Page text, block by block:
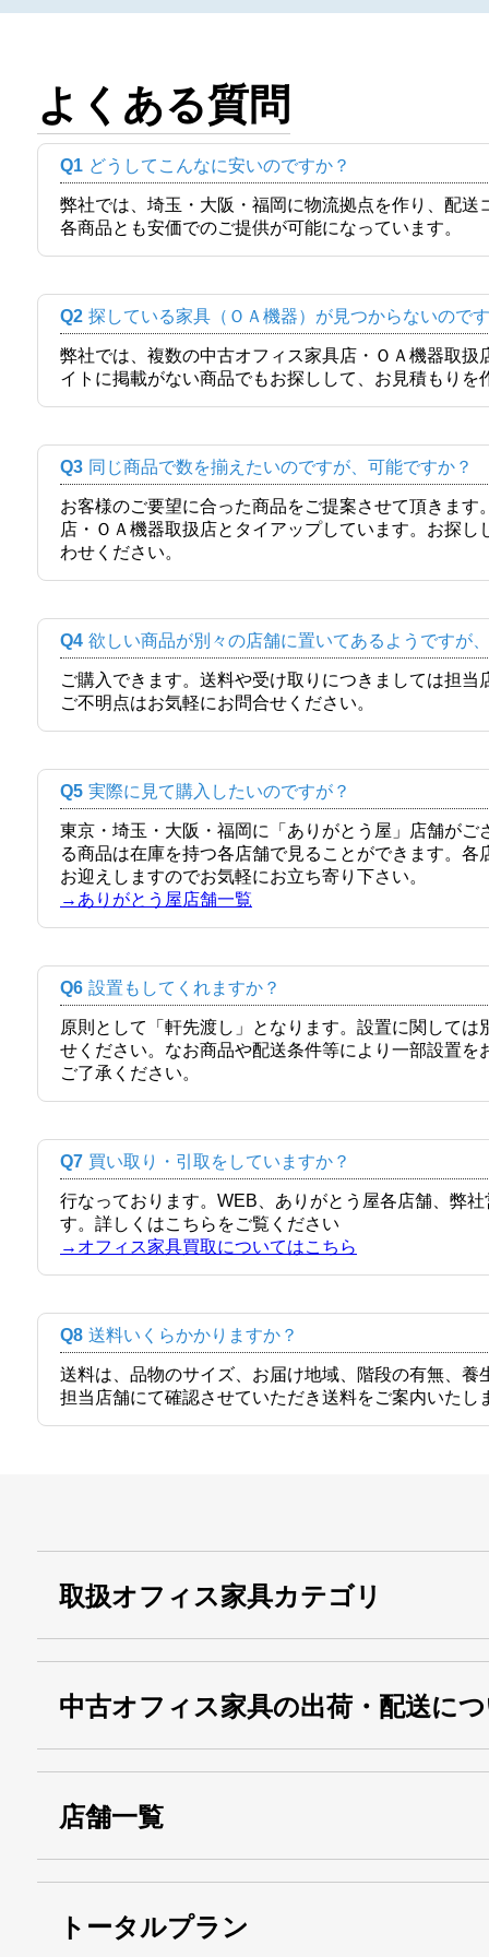
よくある質問
Q1 どうしてこんなに安いのですか？
弊社では、埼玉・大阪・福岡に物流拠点を作り、配
各商品とも安価でのご提供が可能になっています。
Q2 探している家具（ＯＡ機器）が見つからないので
弊社では、複数の中古オフィス家具店・ＯＡ機器取
イトに掲載がない商品でもお探しして、お見積もりを
Q3 同じ商品で数を揃えたいのですが、可能ですか？
お客様のご要望に合った商品をご提案させて頂きま
店・ＯＡ機器取扱店とタイアップしています。お探
わせください。
Q4 欲しい商品が別々の店舗に置いてあるようですが
ご購入できます。送料や受け取りにつきましては担
ご不明点はお気軽にお問合せください。
Q5 実際に見て購入したいのですが？
東京・埼玉・大阪・福岡に「ありがとう屋」店舗が
る商品は在庫を持つ各店舗で見ることができます。
お迎えしますのでお気軽にお立ち寄り下さい。
→ありがとう屋店舗一覧
Q6 設置もしてくれますか？
原則として「軒先渡し」となります。設置に関して
せください。なお商品や配送条件等により一部設置
ご了承ください。
Q7 買い取り・引取をしていますか？
行なっております。WEB、ありがとう屋各店舗、弊
す。詳しくはこちらをご覧ください
→オフィス家具買取についてはこちら
Q8 送料いくらかかりますか？
送料は、品物のサイズ、お届け地域、階段の有無、
担当店舗にて確認させていただき送料をご案内いたし
取扱オフィス家具カテゴリ
中古オフィス家具の出荷・配送に
店舗一覧
トータルプラン